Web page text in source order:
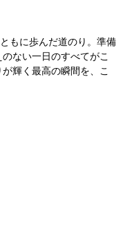
もに歩んだ道のり。準備
ない一日のすべてがこ
輝く最高の瞬間を、こ